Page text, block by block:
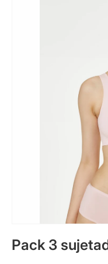
Pack 3